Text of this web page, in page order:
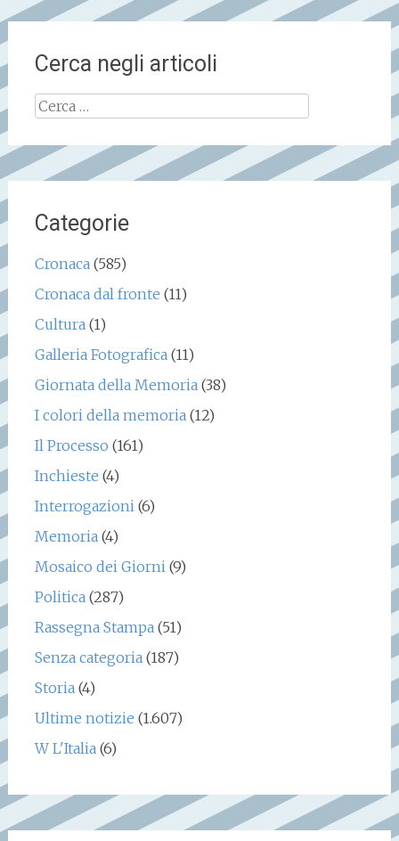
Cerca negli articoli
Ricerca
Categorie
Cronaca(585)
Cronaca dal fronte (11)
Cultura(1)
Galleria Fotografica(11)
Giornata della Memoria(38)
I colori della memoria(12)
Il Processo (161)
Inchieste (4)
Interrogazioni(6)
Memoria(4)
Mosaico dei Giorni(9)
Politica(287)
Rassegna Stampa(51)
Senza categoria(187)
Storia(4)
Ultime notizie (1.607)
W L'Italia(6)